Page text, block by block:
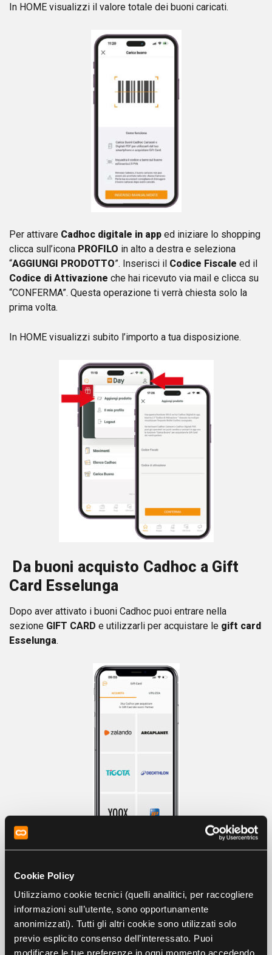
Cookie Policy
Utilizziamo cookie tecnici (quelli analitici, per raccogliere
informazioni sull’utente, sono opportunamente
anonimizzati). Tutti gli altri cookie sono utilizzati solo
previo esplicito consenso dell’interessato. Puoi
modificare le tue preferenze in ogni momento accedendo
In HOME visualizzi il valore totale dei buoni caricati.
Per attivare Cadhoc digitale in app ed iniziare lo shopping
clicca sull’icona PROFILO in alto a destra e seleziona
“AGGIUNGI PRODOTTO”. Inserisci il Codice Fiscale ed il
Codice di Attivazione che hai ricevuto via mail e clicca su
“CONFERMA”. Questa operazione ti verrà chiesta solo la
prima volta.
In HOME visualizzi subito l’importo a tua disposizione.
Da buoni acquisto Cadhoc a Gift
Card Esselunga
Dopo aver attivato i buoni Cadhoc puoi entrare nella
sezione GIFT CARD e utilizzarli per acquistare le gift card
Esselunga.
disposizione. Verrà scalato dal tuo Wallet il valore di pari
importo. (ATTENZIONE: in caso di soli buoni caricati, dovrai
selezionare un valore di buoni carburante pari all’importo
del buono Cadhoc, in quanto i buoni Cadhoc caricati non
sono frazionabili).